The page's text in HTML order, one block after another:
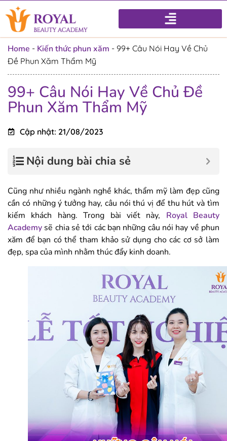
Home - Kiến thức phun xăm - 99+ Câu Nói Hay Về Chủ
Đề Phun Xăm Thẩm Mỹ
99+ Câu Nói Hay Về Chủ Đề
Phun Xăm Thẩm Mỹ
Cập nhật: 21/08/2023
Nội dung bài chia sẻ
Cũng như nhiều ngành nghề khác, thẩm mỹ làm đẹp cũng
cần có những ý tưởng hay, câu nói thú vị để thu hút và tìm
kiếm khách hàng. Trong bài viết này, Royal Beauty
Academy sẽ chia sẻ tới các bạn những câu nói hay về phun
xăm để bạn có thể tham khảo sử dụng cho các cơ sở làm
đẹp, spa của mình nhằm thúc đẩy kinh doanh.